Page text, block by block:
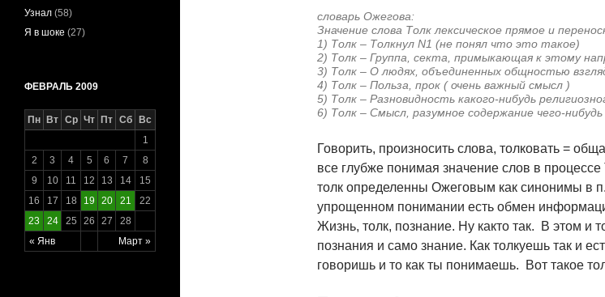
словарь Ожегова:
Значение слова Толк лексическое прямое и
1) Толк – Толкнул N1 (не понял что это такое)
2) Толк – Группа, секта, примыкающая к этому
3) Толк – О людях, объединенных общностью
4) Толк – Польза, прок ( очень важный смысл )
5) Толк – Разновидность какого-нибудь
6) Толк – Смысл, разумное содержание чего-нибудь
Говорить, произносить слова, толковать =
все глубже понимая значение слов в
толк определенны Ожеговым как синонимы в
упрощенном понимании есть обмен
Жизнь, толк, познание. Ну както так. В этом и
познания и само знание. Как толкуешь так и
говоришь и то как ты понимаешь. Вот такое
Узнал (58)
Я в шоке (27)
ФЕВРАЛЬ 2009
Пн Вт Ср Чт Пт Сб Вс
« Янв Март »
1
2
3 4 5 6 7
8
9
10 11 12 13 14
15
16
17 18 19 20 21
22
23
24 25 26 27 28